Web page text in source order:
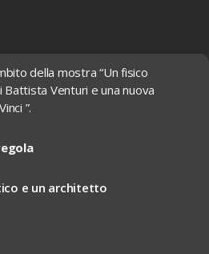
della mostra “Un fisico
Battista Venturi e una nuova
”.
e un architetto